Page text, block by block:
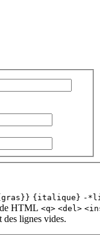
{italique} -
HTML <q> <del>
des lignes vides.